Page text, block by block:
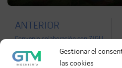
Gestionar el
las cookies
ANTERIOR
Convenio colaboración con ZIGURAT (formación on-line)